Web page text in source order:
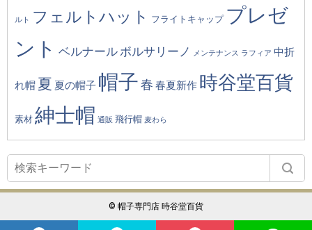
ルト フェルトハット フライトキャップ プレゼ
ント ベルナール ボルサリーノ メンテナンス ラフィア 中折
れ帽 夏 夏の帽子 帽子春 春夏新作 時谷堂百貨
素材 紳士帽 通販 飛行帽 麦わら
© 帽子専門店 時谷堂百貨